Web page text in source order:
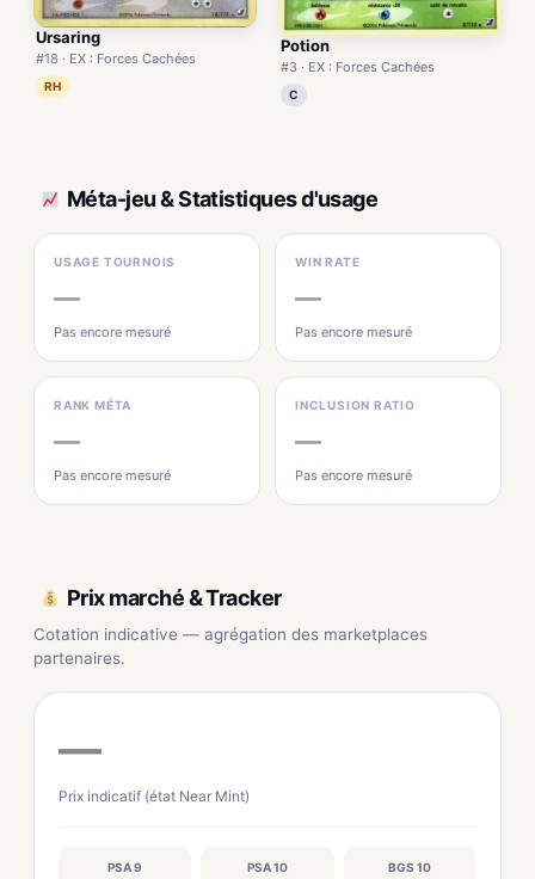
Ursaring
#18 · EX : Forces Cachées
RH
Potion
#3 · EX : Forces Cachées
C
Méta-jeu & Statistiques d'usage
USAGE TOURNOIS
—
Pas encore mesuré
WIN RATE
—
Pas encore mesuré
RANK MÉTA
—
Pas encore mesuré
INCLUSION RATIO
—
Pas encore mesuré
Prix marché & Tracker
Cotation indicative — agrégation des marketplaces
partenaires.
—
Prix indicatif (état Near Mint)
PSA 9 PSA 10 BGS 10